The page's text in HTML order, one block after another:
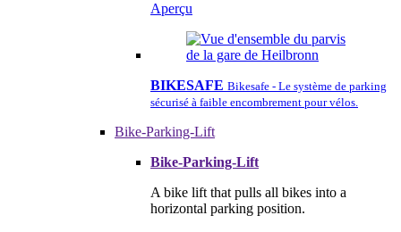
Aperçu
BIKESAFE Bikesafe - Le système de parking
sécurisé à faible encombrement pour vélos.
Bike-Parking-Lift
Bike-Parking-Lift
A bike lift that pulls all bikes into a
horizontal parking position.